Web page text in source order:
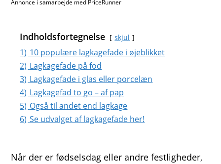
Annonce i samarbejde med PriceRunner
Indholdsfortegnelse skjul
1) 10 populære lagkagefade i øjeblikket
2) Lagkagefade på fod
3) Lagkagefade i glas eller porcelæn
4) Lagkagefad to go – af pap
5) Også til andet end lagkage
6) Se udvalget af lagkagefade her!
Når der er fødselsdag eller andre festligheder,